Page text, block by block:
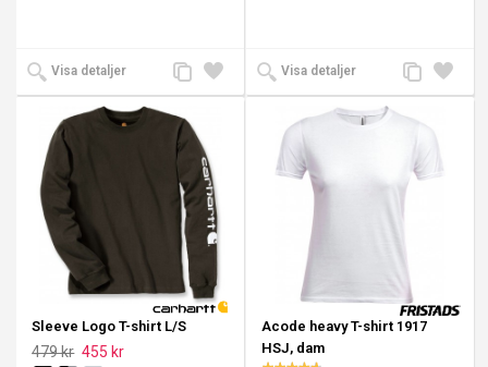
Visa detaljer
Lägg
till i
Lägg
till
Visa detaljer
Lägg
till i
Lägg
till
Sleeve Logo T-shirt L/S
479 kr 455 kr
Acode heavy T-shirt 1917
HSJ, dam